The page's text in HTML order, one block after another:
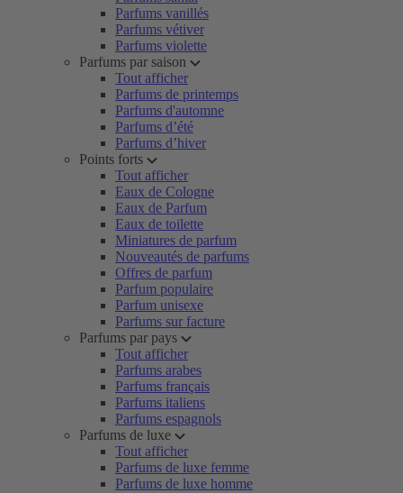
Parfums vanillés
Parfums vétiver
Parfums violette
Parfums par saison
Tout afficher
Parfums de printemps
Parfums d'automne
Parfums d’été
Parfums d’hiver
Points forts
Tout afficher
Eaux de Cologne
Eaux de Parfum
Eaux de toilette
Miniatures de parfum
Nouveautés de parfums
Offres de parfum
Parfum populaire
Parfum unisexe
Parfums sur facture
Parfums par pays
Tout afficher
Parfums arabes
Parfums français
Parfums italiens
Parfums espagnols
Parfums de luxe
Tout afficher
Parfums de luxe femme
Parfums de luxe homme